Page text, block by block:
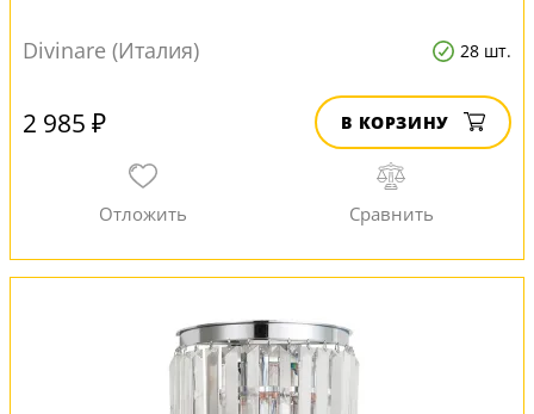
Divinare (Италия) 28 шт.
2 985 ₽ В КОРЗИНУ